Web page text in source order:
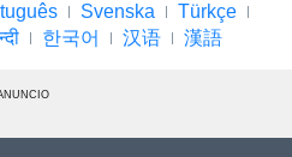
Svenska
Türkçe
한국어 汉语 漢語